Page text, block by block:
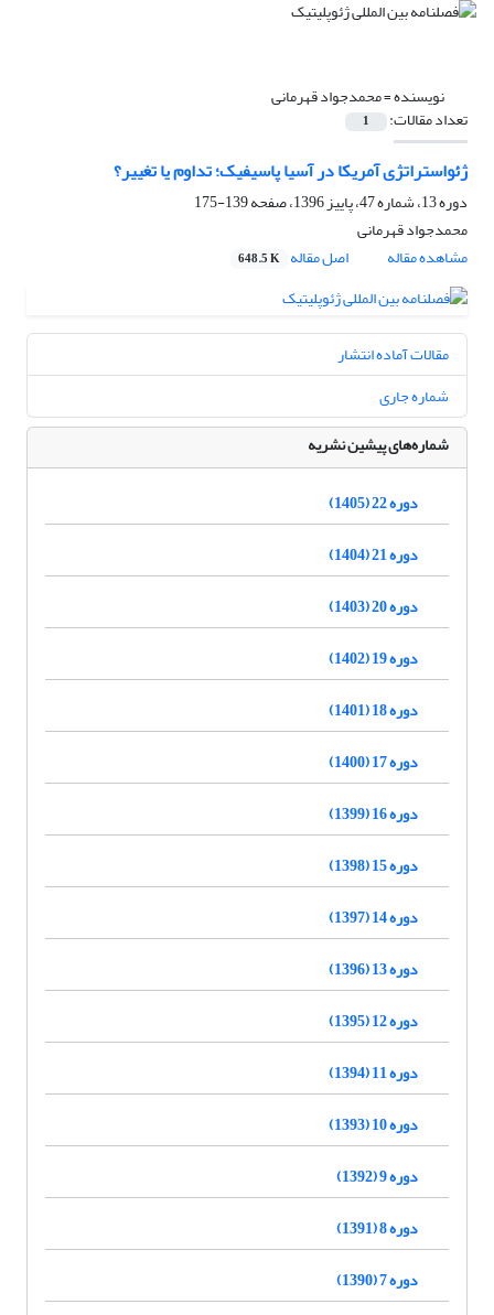
نویسنده =محمدجواد قهرمانی
تعداد مقالات: 1
ژئواستراتژی آمریکا در آسیا پاسیفیک؛ تداوم یا تغییر؟
دوره 13، شماره 47، پاییز 1396، صفحه
139-175
محمدجواد قهرمانی
مشاهده مقاله
اصل مقاله 648.5 K
مقالات آماده انتشار
شماره جاری
شماره‌های پیشین نشریه
دوره 22 (1405)
دوره 21 (1404)
دوره 20 (1403)
دوره 19 (1402)
دوره 18 (1401)
دوره 17 (1400)
دوره 16 (1399)
دوره 15 (1398)
دوره 14 (1397)
دوره 13 (1396)
دوره 12 (1395)
دوره 11 (1394)
دوره 10 (1393)
دوره 9 (1392)
دوره 8 (1391)
دوره 7 (1390)